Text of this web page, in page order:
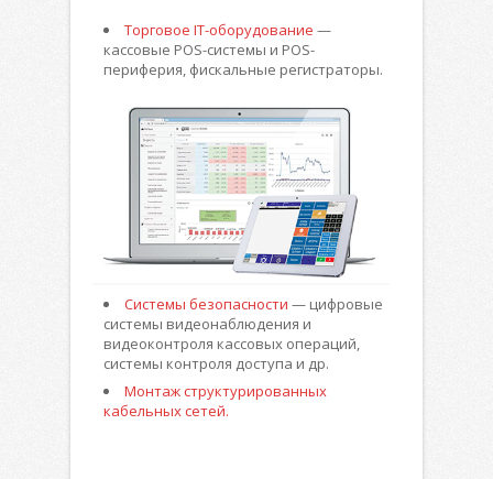
Торговое IT-оборудование —
кассовые POS-системы и POS-
периферия, фискальные регистраторы.
Системы безопасности — цифровые
системы видеонаблюдения и
видеоконтроля кассовых операций,
системы контроля доступа и др.
Монтаж структурированных
кабельных сетей.